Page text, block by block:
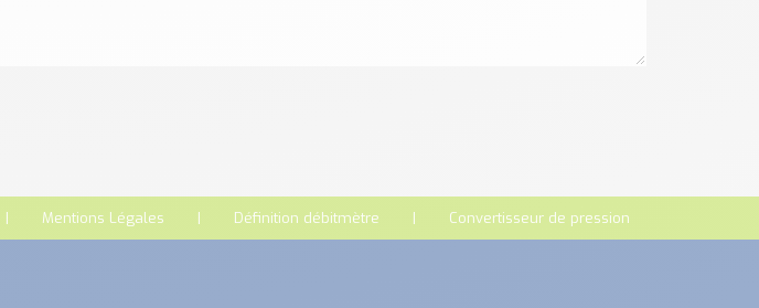
Mentions Légales Définition débitmètre Convertisseur de pression